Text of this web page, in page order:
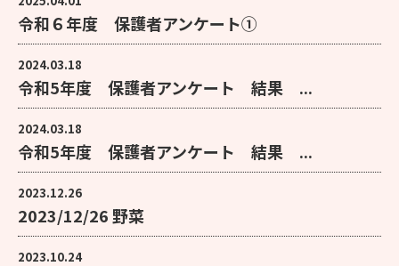
令和６年度 保護者アンケート①
2024.03.18
令和5年度 保護者アンケート 結果 ...
2024.03.18
令和5年度 保護者アンケート 結果 ...
2023.12.26
2023/12/26 野菜
2023.10.24